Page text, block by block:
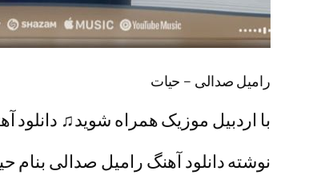
رامیل صدالی – حیات
با اردبیل موزیک همراه شوید♫ دانلود
نوشته دانلود آهنگ رامیل صدالی بنام